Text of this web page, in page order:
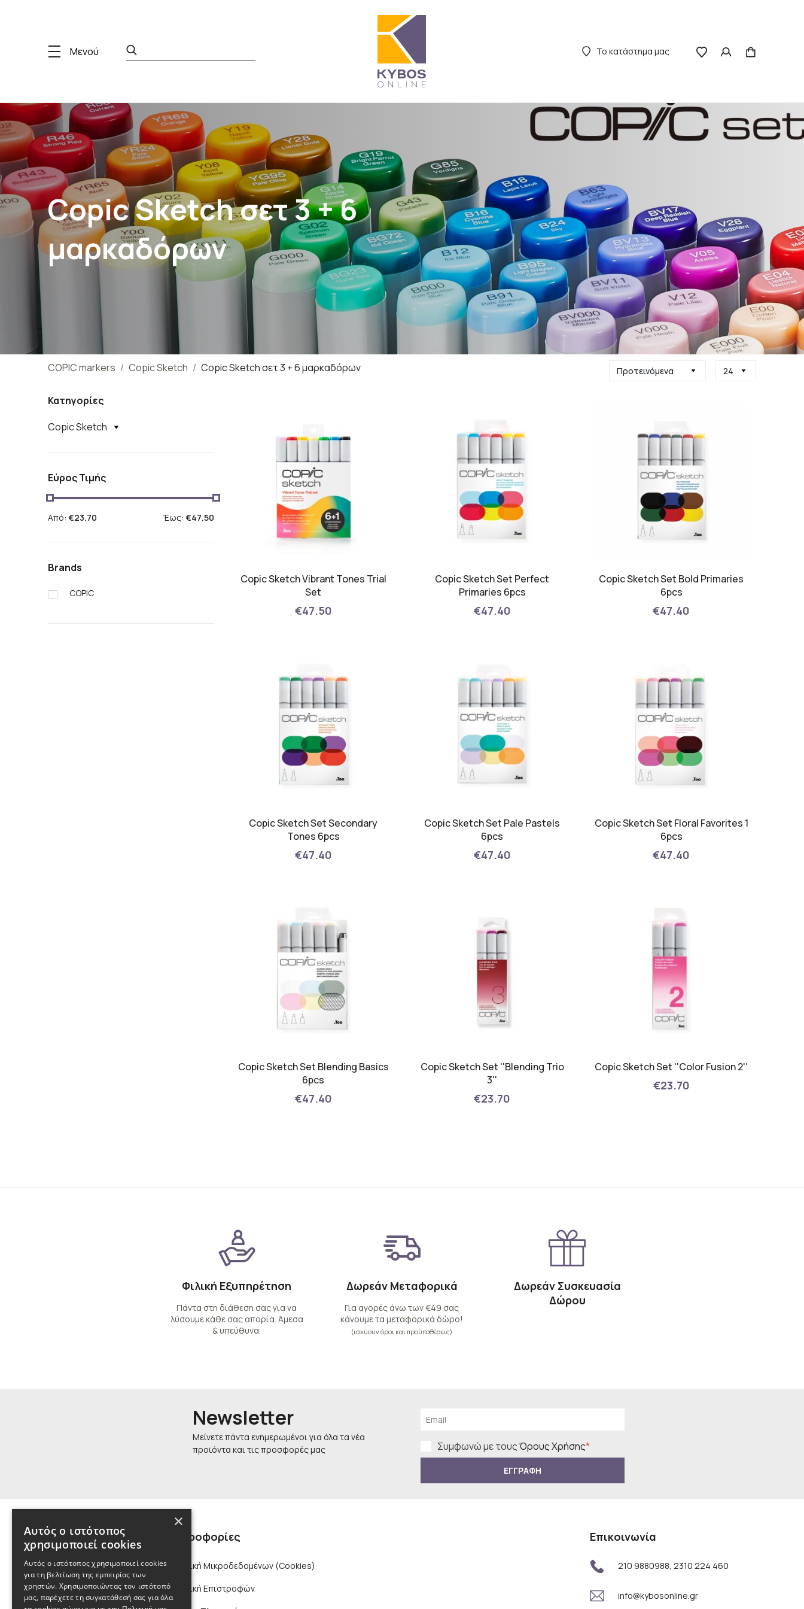
Μενού Το κατάστημα μας
Copic Sketch σετ 3 + 6
μαρκαδόρων
COPIC markers Copic Sketch Copic Sketch σετ 3 + 6 μαρκαδόρων
Κατηγορίες
Copic Sketch
Εύρος Τιμής
Από: €23.70 Έως: €47.50
Brands
COPIC
Copic Sketch Vibrant Tones Trial
Set
€47.50
Copic Sketch Set Perfect
Primaries 6pcs
€47.40
Copic Sketch Set Bold Primaries
6pcs
€47.40
Copic Sketch Set Secondary
Tones 6pcs
€47.40
Copic Sketch Set Pale Pastels
6pcs
€47.40
Copic Sketch Set Floral Favorites 1
6pcs
€47.40
Copic Sketch Set Blending Basics
6pcs
€47.40
Copic Sketch Set ''Blending Trio
3''
€23.70
Copic Sketch Set ''Color Fusion 2''
€23.70
Φιλική Εξυπηρέτηση
Πάντα στη διάθεση σας για να
λύσουμε κάθε σας απορία. Άμεσα
& υπεύθυνα.
Δωρεάν Μεταφορικά
Για αγορές άνω των €49 σας
κάνουμε τα μεταφορικά δώρο!
(ισχύουν όροι και προϋποθέσεις)
Δωρεάν Συσκευασία
Δώρου
Newsletter
Μείνετε πάντα ενημερωμένοι για όλα τα νέα
προϊόντα και τις προσφορές μας
Συμφωνώ με τουςΌρους Χρήσης*
ΕΓΓΡΑΦΗ
Πληροφορίες
Πολιτική Μικροδεδομένων (Cookies)
Πολιτική Επιστροφών
Επικοινωνία
210 9880988, 2310 224 460
info@kybosonline.gr
×
Αυτός ο ιστότοπος
χρησιμοποιεί cookies
Αυτός ο ιστότοπος χρησιμοποιεί cookies
για τη βελτίωση της εμπειρίας των
χρηστών. Χρησιμοποιώντας τον ιστότοπό
μας, παρέχετε τη συγκατάθεσή σας για όλα